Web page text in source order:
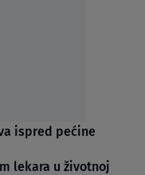
ispred pećine
lekara u životnoj